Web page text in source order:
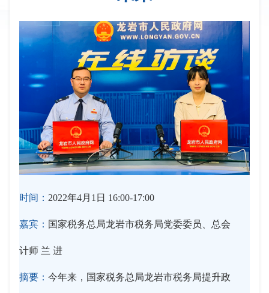
时间： 2022年4月1日 16:00-17:00
嘉宾： 国家税务总局龙岩市税务局党委委员、总会
计师 兰 进
摘要： 今年来，国家税务总局龙岩市税务局提升政